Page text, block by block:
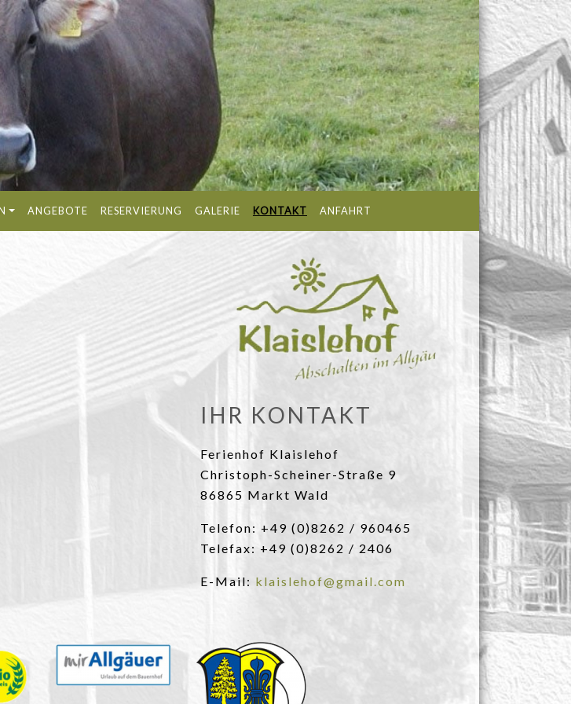
ANGEBOTE RESERVIERUNG GALERIE KONTAKT ANFAHRT
IHR KONTAKT
Ferienhof Klaislehof
Christoph-Scheiner-Straße 9
86865 Markt Wald
Telefon: +49 (0)8262 / 960465
Telefax: +49 (0)8262 / 2406
E-Mail: klaislehof@gmail.com